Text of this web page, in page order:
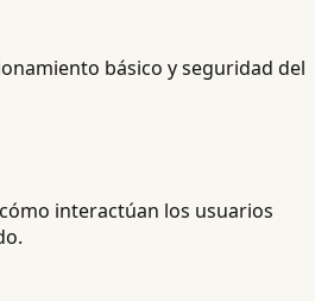
básico y seguridad del
interactúan los usuarios